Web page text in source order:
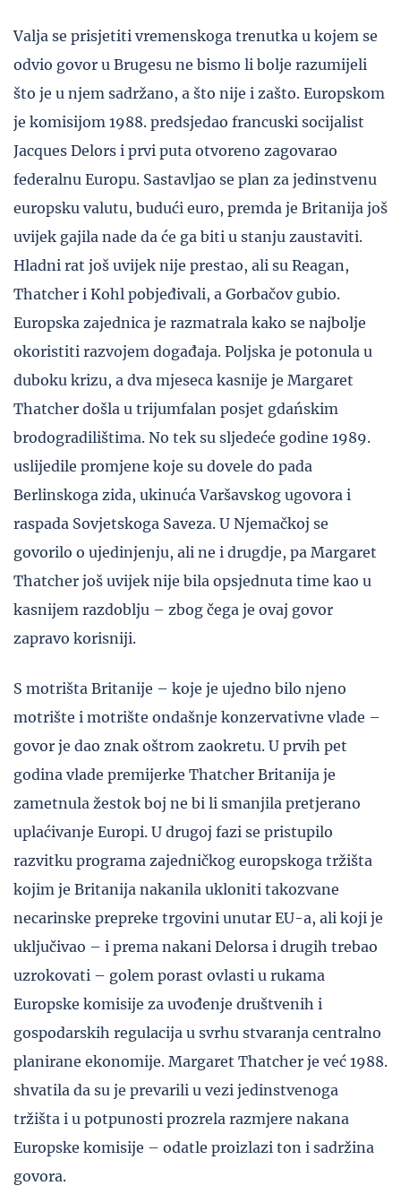
Valja se prisjetiti vremenskoga trenutka u kojem se
odvio govor u Brugesu ne bismo li bolje razumijeli
što je u njem sadržano, a što nije i zašto. Europskom
je komisijom 1988. predsjedao francuski socijalist
Jacques Delors i prvi puta otvoreno zagovarao
federalnu Europu. Sastavljao se plan za jedinstvenu
europsku valutu, budući euro, premda je Britanija još
uvijek gajila nade da će ga biti u stanju zaustaviti.
Hladni rat još uvijek nije prestao, ali su Reagan,
Thatcher i Kohl pobjeđivali, a Gorbačov gubio.
Europska zajednica je razmatrala kako se najbolje
okoristiti razvojem događaja. Poljska je potonula u
duboku krizu, a dva mjeseca kasnije je Margaret
Thatcher došla u trijumfalan posjet gdańskim
brodogradilištima. No tek su sljedeće godine 1989.
uslijedile promjene koje su dovele do pada
Berlinskoga zida, ukinuća Varšavskog ugovora i
raspada Sovjetskoga Saveza. U Njemačkoj se
govorilo o ujedinjenju, ali ne i drugdje, pa Margaret
Thatcher još uvijek nije bila opsjednuta time kao u
kasnijem razdoblju – zbog čega je ovaj govor
zapravo korisniji.
S motrišta Britanije – koje je ujedno bilo njeno
motrište i motrište ondašnje konzervativne vlade –
govor je dao znak oštrom zaokretu. U prvih pet
godina vlade premijerke Thatcher Britanija je
zametnula žestok boj ne bi li smanjila pretjerano
uplaćivanje Europi. U drugoj fazi se pristupilo
razvitku programa zajedničkog europskoga tržišta
kojim je Britanija nakanila ukloniti takozvane
necarinske prepreke trgovini unutar EU-a, ali koji je
uključivao – i prema nakani Delorsa i drugih trebao
uzrokovati – golem porast ovlasti u rukama
Europske komisije za uvođenje društvenih i
gospodarskih regulacija u svrhu stvaranja centralno
planirane ekonomije. Margaret Thatcher je već 1988.
shvatila da su je prevarili u vezi jedinstvenoga
tržišta i u potpunosti prozrela razmjere nakana
Europske komisije – odatle proizlazi ton i sadržina
govora.